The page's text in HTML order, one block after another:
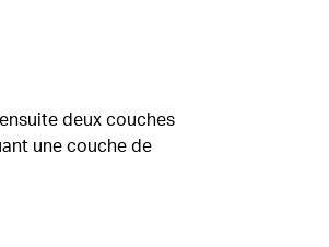
deux couches
une couche de